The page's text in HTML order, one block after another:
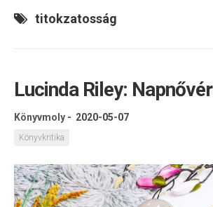
Kapcsolat
Olvasó sarok
Könyveim
Rólam
titokzatosság
Lucinda Riley: Napnővér
Könyvmoly - 2020-05-07
Könyvkritika